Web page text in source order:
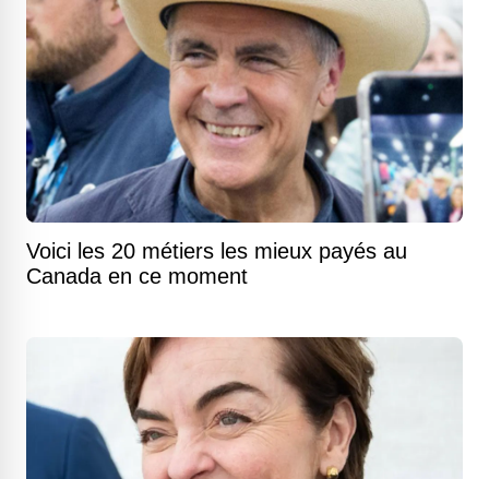
Voici les 20 métiers les mieux payés au
Canada en ce moment